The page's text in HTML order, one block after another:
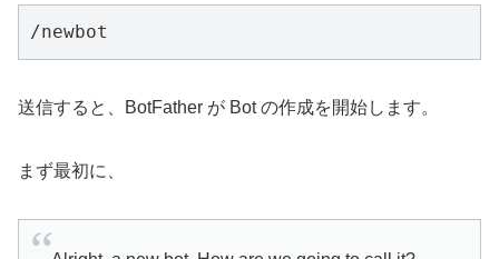
/newbot
送信すると、BotFather が Bot の作成を開始します。
まず最初に、